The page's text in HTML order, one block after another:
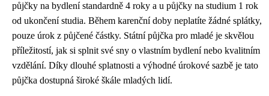
půjčky na bydlení standardně 4 roky a u půjčky na studium 1 rok
od ukončení studia. Během karenční doby neplatíte žádné splátky,
pouze úrok z půjčené částky. Státní půjčka pro mladé je skvělou
příležitostí, jak si splnit své sny o vlastním bydlení nebo kvalitním
vzdělání. Díky dlouhé splatnosti a výhodné úrokové sazbě je tato
půjčka dostupná široké škále mladých lidí.